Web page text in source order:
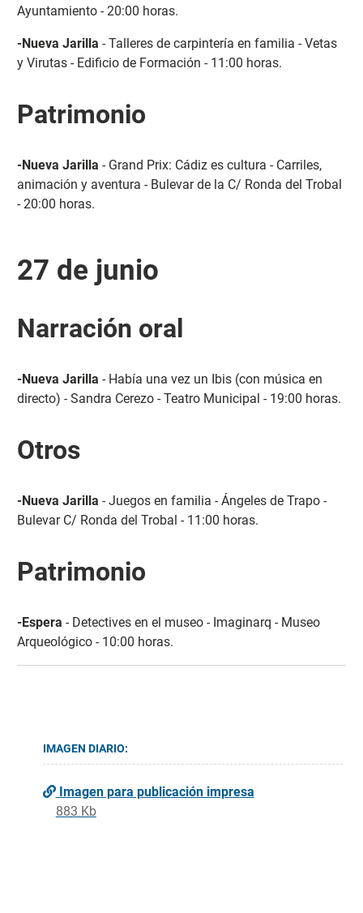
Ayuntamiento - 20:00 horas.
-Nueva Jarilla - Talleres de carpintería en familia - Vetas
y Virutas - Edificio de Formación - 11:00 horas.
Patrimonio
-Nueva Jarilla - Grand Prix: Cádiz es cultura - Carriles,
animación y aventura - Bulevar de la C/ Ronda del Trobal
- 20:00 horas.
27 de junio
Narración oral
-Nueva Jarilla - Había una vez un Ibis (con música en
directo) - Sandra Cerezo - Teatro Municipal - 19:00 horas.
Otros
-Nueva Jarilla - Juegos en familia - Ángeles de Trapo -
Bulevar C/ Ronda del Trobal - 11:00 horas.
Patrimonio
-Espera - Detectives en el museo - Imaginarq - Museo
Arqueológico - 10:00 horas.
IMAGEN DIARIO:
Imagen para publicación impresa
883 Kb